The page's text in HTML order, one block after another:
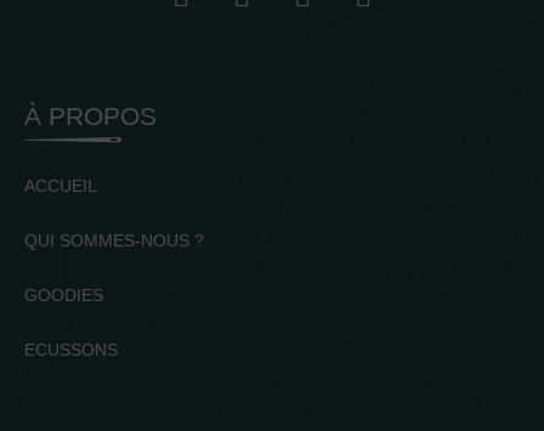
À PROPOS
ACCUEIL
QUI SOMMES-NOUS ?
GOODIES
ECUSSONS